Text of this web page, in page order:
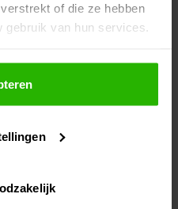
of die ze hebben
van hun services.
geef je Voordeeluitjes.nl
social media en
te plaatsen.
ook zelf instellen welke
.